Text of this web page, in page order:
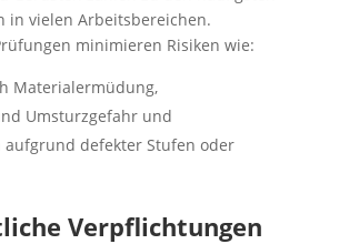
in vielen Arbeitsbereichen.
minimieren Risiken wie:
Materialermüdung,
Umsturzgefahr und
aufgrund defekter Stufen oder
Verpflichtungen